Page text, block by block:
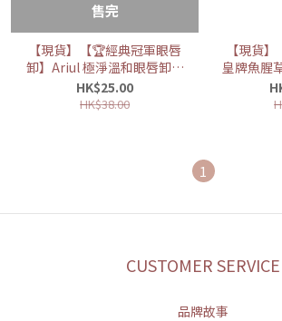
售完
【現貨】【🏆經典冠軍眼唇
卸】Ariul 極淨溫和眼唇卸妝
棉 30片裝
HK$25.00
HK$38.00
【現貨
皇牌魚腥
🪴】（使
10月）
1
CUSTOMER SERVICE
品牌故事